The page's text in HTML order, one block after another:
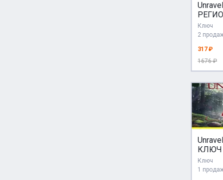
STEAM
АВТО
Ключ
2
317 ₽
1676 ₽
КЛЮЧ
Ключ
1